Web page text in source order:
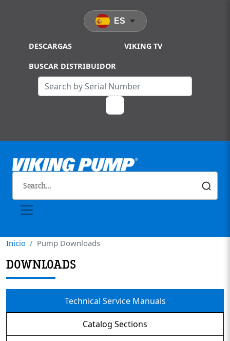
DESCARGAS VIKING TV
BUSCAR DISTRIBUIDOR
ES
Inicio Pump Downloads
DOWNLOADS
Technical Service Manuals
Catalog Sections